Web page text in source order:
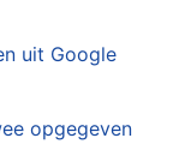
uit Google
opgegeven